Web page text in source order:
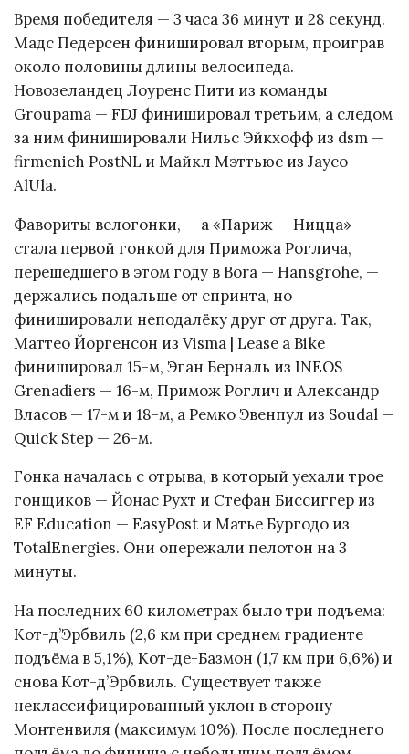
Время победителя — 3 часа 36 минут и 28 секунд.
Мадс Педерсен финишировал вторым, проиграв
около половины длины велосипеда.
Новозеландец Лоуренс Пити из команды
Groupama — FDJ финишировал третьим, а следом
за ним финишировали Нильс Эйкхофф из dsm —
firmenich PostNL и Майкл Мэттьюс из Jayco —
AlUla.
Фавориты велогонки, — а «Париж — Ницца»
стала первой гонкой для Приможа Роглича,
перешедшего в этом году в Bora — Hansgrohe, —
держались подальше от спринта, но
финишировали неподалёку друг от друга. Так,
Маттео Йоргенсон из Visma | Lease a Bike
финишировал 15-м, Эган Берналь из INEOS
Grenadiers — 16-м, Примож Роглич и Александр
Власов — 17-м и 18-м, а Ремко Эвенпул из Soudal —
Quick Step — 26-м.
Гонка началась с отрыва, в который уехали трое
гонщиков — Йонас Рухт и Стефан Биссиггер из
EF Education — EasyPost и Матье Бургодо из
TotalEnergies. Они опережали пелотон на 3
минуты.
На последних 60 километрах было три подъема:
Кот-д’Эрбвиль (2,6 км при среднем градиенте
подъёма в 5,1%), Кот-де-Базмон (1,7 км при 6,6%) и
снова Кот-д’Эрбвиль. Существует также
неклассифицированный уклон в сторону
Монтенвиля (максимум 10%). После последнего